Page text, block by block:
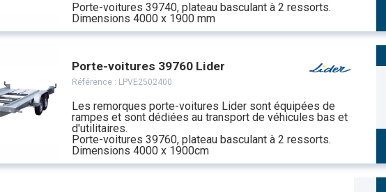
Porte-voitures 39740, plateau basculant à 2 ressorts.
Dimensions 4000 x 1900 mm
Porte-voitures 39760 Lider
Référence : LPVE2502400
Les remorques porte-voitures Lider sont équipées de
rampes et sont dédiées au transport de véhicules bas et
d'utilitaires.
Porte-voitures 39760, plateau basculant à 2 ressorts.
Dimensions 4000 x 1900cm